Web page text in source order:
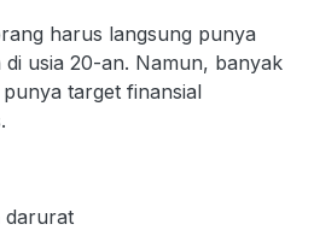
harus langsung punya
usia 20-an. Namun, banyak
target finansial
darurat